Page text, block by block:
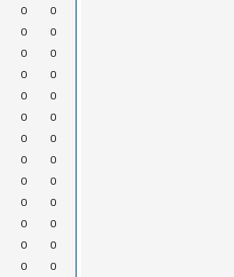
0
0
0
0
0
0
0
0
0
0
0
0
0
0
0
0
0
0
0
0
0
0
0
0
0 0